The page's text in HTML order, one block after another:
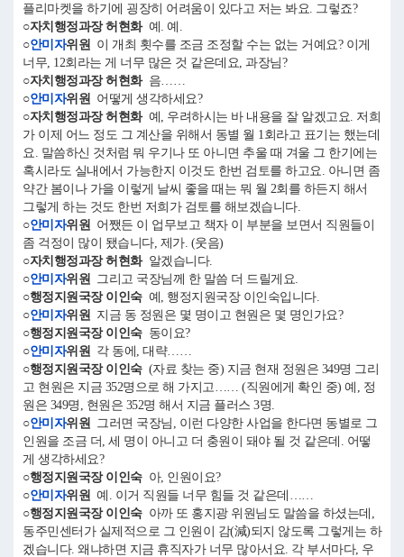
플리마켓을 하기에 굉장히 어려움이 있다고 저는 봐요. 그렇죠?
○자치행정과장 허현화예. 예.
○안미자위원 이 개최 횟수를 조금 조정할 수는 없는 거예요? 이게
너무, 12회라는 게 너무 많은 것 같은데요, 과장님?
○자치행정과장 허현화음……
○안미자위원 어떻게 생각하세요?
○자치행정과장 허현화예, 우려하시는 바 내용을 잘 알겠고요. 저희
가 이제 어느 정도 그 계산을 위해서 동별 월 1회라고 표기는 했는데
요. 말씀하신 것처럼 뭐 우기나 또 아니면 추울 때 겨울 그 한기에는
혹시라도 실내에서 가능한지 이것도 한번 검토를 하고요. 아니면 좀
약간 봄이나 가을 이렇게 날씨 좋을 때는 뭐 월 2회를 하든지 해서
그렇게 하는 것도 한번 저희가 검토를 해보겠습니다.
○안미자위원 어쨌든 이 업무보고 책자 이 부분을 보면서 직원들이
좀 걱정이 많이 됐습니다, 제가. (웃음)
○자치행정과장 허현화알겠습니다.
○안미자위원 그리고 국장님께 한 말씀 더 드릴게요.
○행정지원국장 이인숙예, 행정지원국장 이인숙입니다.
○안미자위원 지금 동 정원은 몇 명이고 현원은 몇 명인가요?
○행정지원국장 이인숙동이요?
○안미자위원 각 동에, 대략……
○행정지원국장 이인숙(자료 찾는 중) 지금 현재 정원은 349명 그리
고 현원은 지금 352명으로 해 가지고…… (직원에게 확인 중) 예, 정
원은 349명, 현원은 352명 해서 지금 플러스 3명.
○안미자위원 그러면 국장님, 이런 다양한 사업을 한다면 동별로 그
인원을 조금 더, 세 명이 아니고 더 충원이 돼야 될 것 같은데. 어떻
게 생각하세요?
○행정지원국장 이인숙아, 인원이요?
○안미자위원 예. 이거 직원들 너무 힘들 것 같은데……
○행정지원국장 이인숙아까 또 홍지광 위원님도 말씀을 하셨는데,
동주민센터가 실제적으로 그 인원이 감(減)되지 않도록 그렇게는 하
겠습니다. 왜냐하면 지금 휴직자가 너무 많아서요. 각 부서마다, 우